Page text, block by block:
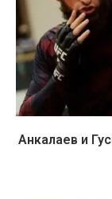
Анкалаев и